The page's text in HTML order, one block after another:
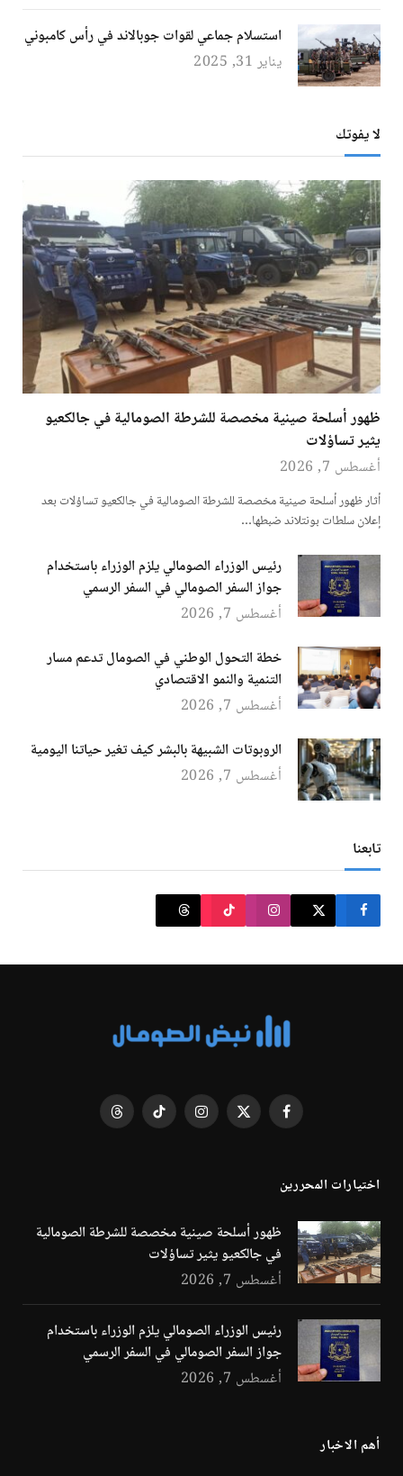
استسلام جماعي لقوات جوبالاند في رأس كامبوني
يناير 31, 2025
لا يفوتك
ظهور أسلحة صينية مخصصة للشرطة الصومالية في جالكعيو
يثير تساؤلات
أغسطس 7, 2026
أثار ظهور أسلحة صينية مخصصة للشرطة الصومالية في جالكعيو تساؤلات بعد
إعلان سلطات بونتلاند ضبطها…
رئيس الوزراء الصومالي يلزم الوزراء باستخدام
جواز السفر الصومالي في السفر الرسمي
أغسطس 7, 2026
خطة التحول الوطني في الصومال تدعم مسار
التنمية والنمو الاقتصادي
أغسطس 7, 2026
الروبوتات الشبيهة بالبشر كيف تغير حياتنا اليومية
أغسطس 7, 2026
تابعنا
فيسبوك X
الانستغرامتيكتوك Threads
اختيارات المحررين
ظهور أسلحة صينية مخصصة للشرطة الصومالية
في جالكعيو يثير تساؤلات
أغسطس 7, 2026
رئيس الوزراء الصومالي يلزم الوزراء باستخدام
جواز السفر الصومالي في السفر الرسمي
أغسطس 7, 2026
أهم الاخبار